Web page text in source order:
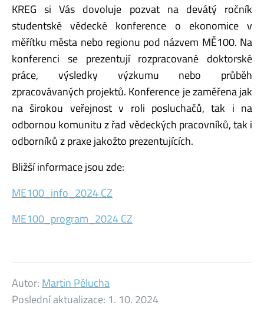
KREG si Vás dovoluje pozvat na devátý ročník
studentské vědecké konference o ekonomice v
měřítku města nebo regionu pod názvem MĚ100. Na
konferenci se prezentují rozpracované doktorské
práce, výsledky výzkumu nebo průběh
zpracovávaných projektů. Konference je zaměřena jak
na širokou veřejnost v roli posluchačů, tak i na
odbornou komunitu z řad vědeckých pracovníků, tak i
odborníků z praxe jakožto prezentujících.
Bližší informace jsou zde:
ME100_info_2024 CZ
ME100_program_2024 CZ
Autor: Martin Pělucha
Poslední aktualizace: 1. 10. 2024